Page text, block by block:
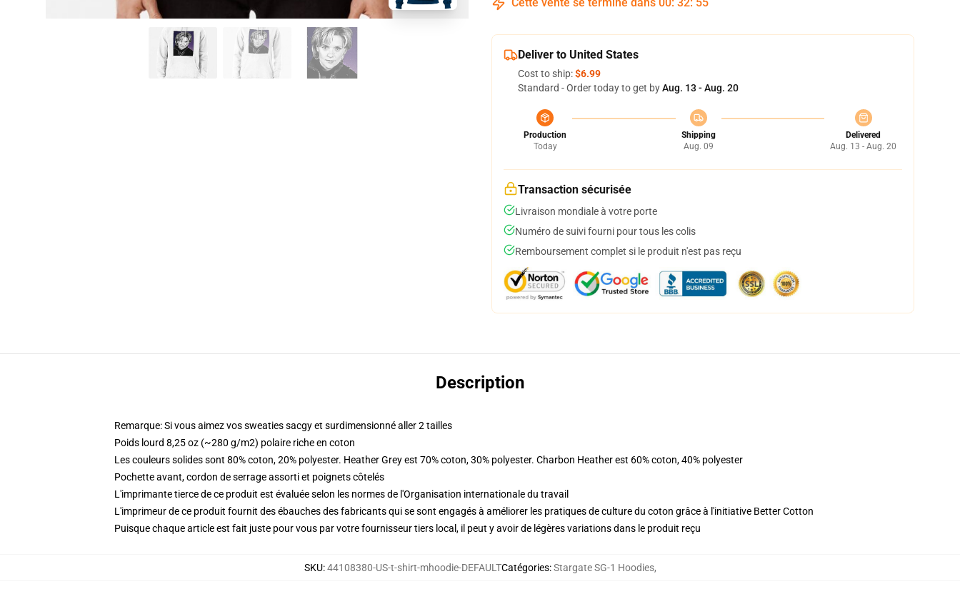
Deliver to United States
Cost to ship:$6.99
Standard - Order today to get byAug. 13 - Aug. 20
Production
Today
Shipping
Aug. 09
Delivered
Aug. 13 - Aug. 20
Transaction sécurisée
Livraison mondiale à votre porte
Numéro de suivi fourni pour tous les colis
Remboursement complet si le produit n'est pas reçu
Description
Remarque: Si vous aimez vos sweaties sacgy et surdimensionné aller 2 tailles
Poids lourd 8,25 oz (~280 g/m2) polaire riche en coton
Les couleurs solides sont 80% coton, 20% polyester. Heather Grey est 70% coton, 30% polyester. Charbon Heather est 60% coton, 40% polyester
Pochette avant, cordon de serrage assorti et poignets côtelés
L'imprimante tierce de ce produit est évaluée selon les normes de l'Organisation internationale du travail
L'imprimeur de ce produit fournit des ébauches des fabricants qui se sont engagés à améliorer les pratiques de culture du coton grâce à l'initiative Better Cotton
Puisque chaque article est fait juste pour vous par votre fournisseur tiers local, il peut y avoir de légères variations dans le produit reçu
SKU:44108380-US-t-shirt-mhoodie-DEFAULTCatégories:Stargate SG-1 Hoodies,